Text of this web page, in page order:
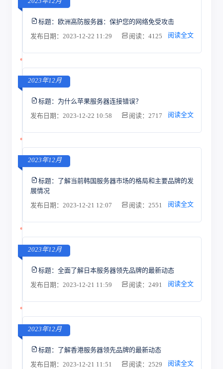
标题： 欧洲高防服务器：保护您的网络免受攻击
发布日期：2023-12-22 11:29
阅读：4125 阅读全文
2023年12月
标题： 为什么苹果服务器连接错误？
发布日期：2023-12-22 10:58
阅读：2717 阅读全文
2023年12月
标题： 了解当前韩国服务器市场的格局和主要品牌的发
展情况
发布日期：2023-12-21 12:07
阅读：2551 阅读全文
2023年12月
标题： 全面了解日本服务器领先品牌的最新动态
发布日期：2023-12-21 11:59
阅读：2491 阅读全文
2023年12月
标题： 了解香港服务器领先品牌的最新动态
发布日期：2023-12-21 11:51
阅读：2529 阅读全文